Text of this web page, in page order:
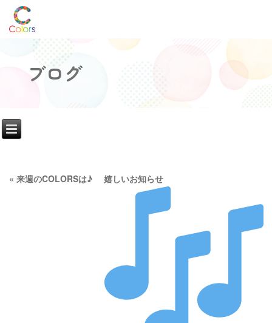
ブログ
« 来週のCOLORSは♪ 嬉しいお知らせ